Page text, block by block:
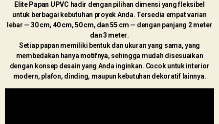
Elite Papan UPVC hadir dengan pilihan dimensi yang fleksibel
untuk berbagai kebutuhan proyek Anda. Tersedia empat varian
lebar — 30 cm, 40 cm, 50 cm, dan 55 cm — dengan panjang 2 meter
dan 3 meter.
Setiap papan memiliki bentuk dan ukuran yang sama, yang
membedakan hanyamotifnya, sehingga mudah disesuaikan
dengan konsep desain yang Anda inginkan. Cocok untuk interior
modern, plafon, dinding, maupun kebutuhan dekoratif lainnya.